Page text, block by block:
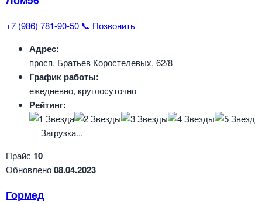
+7 (986) 781-90-50 📞 Позвонить
Адрес:
просп. Братьев Коростелевых, 62/8
График работы:
ежедневно, круглосуточно
Рейтинг:
Загрузка...
Прайс 10
Обновлено08.04.2023
Гормед